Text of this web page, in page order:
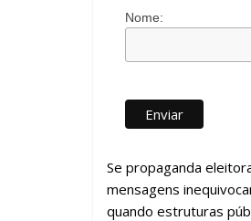
Nome:
Se propaganda
mensagens
quando estruturas